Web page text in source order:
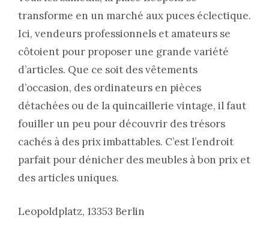
transforme en un marché aux puces éclectique.
Ici, vendeurs professionnels et amateurs se
côtoient pour proposer une grande variété
d’articles. Que ce soit des vêtements
d’occasion, des ordinateurs en pièces
détachées ou de la quincaillerie vintage, il faut
fouiller un peu pour découvrir des trésors
cachés à des prix imbattables. C’est l’endroit
parfait pour dénicher des meubles à bon prix et
des articles uniques.
Leopoldplatz, 13353 Berlin